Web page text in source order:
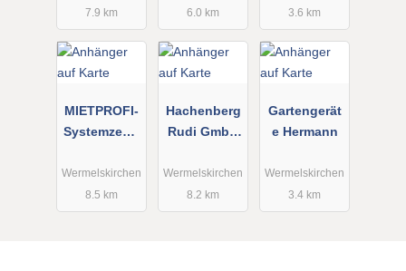
7.9 km
6.0 km
3.6 km
MIETPROFI-
Systemzentr
Co. KG
Wermelskirchen
8.5 km
Hachenberg
Rudi GmbH
Wermelskirchen
8.2 km
Gartengerät
e Hermann
Wermelskirchen
3.4 km